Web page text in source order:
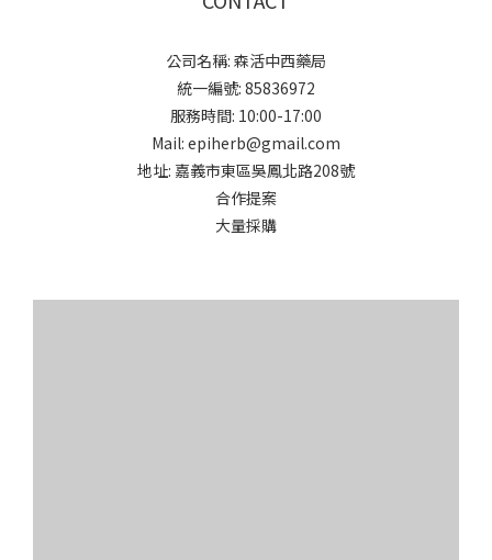
公司名稱: 森活中西藥局
統一編號: 85836972
服務時間: 10:00-17:00
Mail: epiherb@gmail.com
地址: 嘉義市東區吳鳳北路208號
合作提案
大量採購